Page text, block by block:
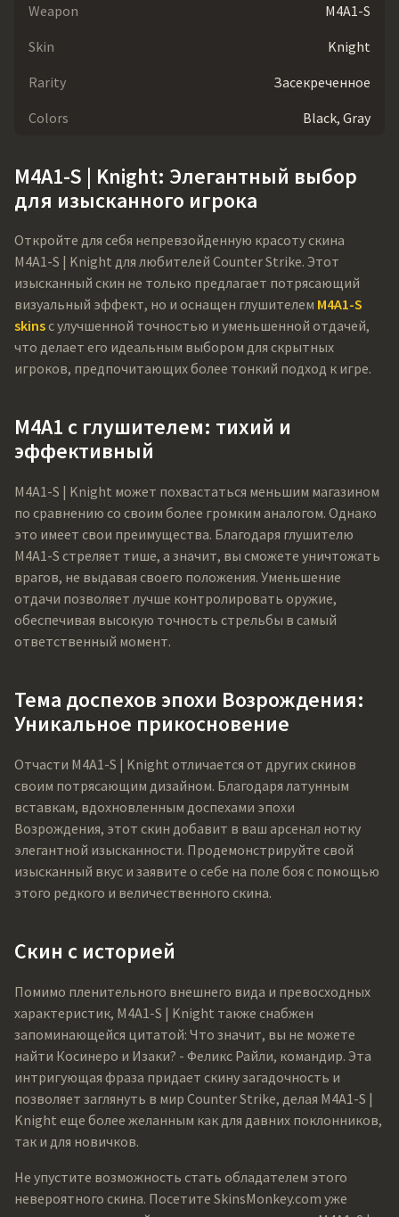
Weapon
M4A1-S
Skin
Knight
Rarity
Засекреченное
Colors
Black, Gray
M4A1-S | Knight: Элегантный выбор
для изысканного игрока
Откройте для себя непревзойденную красоту скина
M4A1-S | Knight для любителей Counter Strike. Этот
изысканный скин не только предлагает потрясающий
визуальный эффект, но и оснащен глушителем M4A1-S
skinsс улучшенной точностью и уменьшенной отдачей,
что делает его идеальным выбором для скрытных
игроков, предпочитающих более тонкий подход к игре.
M4A1 с глушителем: тихий и
эффективный
M4A1-S | Knight может похвастаться меньшим магазином
по сравнению со своим более громким аналогом. Однако
это имеет свои преимущества. Благодаря глушителю
M4A1-S стреляет тише, а значит, вы сможете уничтожать
врагов, не выдавая своего положения. Уменьшение
отдачи позволяет лучше контролировать оружие,
обеспечивая высокую точность стрельбы в самый
ответственный момент.
Тема доспехов эпохи Возрождения:
Уникальное прикосновение
Отчасти M4A1-S | Knight отличается от других скинов
своим потрясающим дизайном. Благодаря латунным
вставкам, вдохновленным доспехами эпохи
Возрождения, этот скин добавит в ваш арсенал нотку
элегантной изысканности. Продемонстрируйте свой
изысканный вкус и заявите о себе на поле боя с помощью
этого редкого и величественного скина.
Скин с историей
Помимо пленительного внешнего вида и превосходных
характеристик, M4A1-S | Knight также снабжен
запоминающейся цитатой: Что значит, вы не можете
найти Косинеро и Изаки? - Феликс Райли, командир. Эта
интригующая фраза придает скину загадочность и
позволяет заглянуть в мир Counter Strike, делая M4A1-S |
Knight еще более желанным как для давних поклонников,
так и для новичков.
Не упустите возможность стать обладателем этого
невероятного скина. Посетите SkinsMonkey.com уже